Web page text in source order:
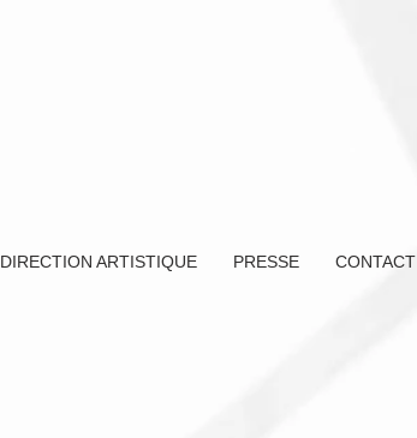
DIRECTION ARTISTIQUE PRESSE CONTACT